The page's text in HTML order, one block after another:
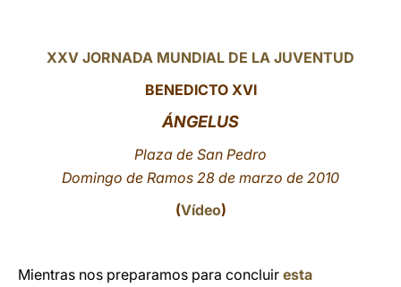
XXV JORNADA MUNDIAL DE LA JUVENTUD
BENEDICTO XVI
ÁNGELUS
Plaza de San Pedro
Domingo de Ramos 28 de marzo de 2010
(Vídeo)
Mientras nos preparamos para concluir esta